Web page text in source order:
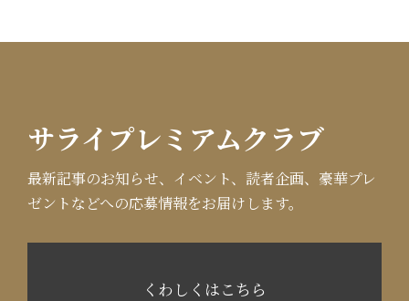
サライプレミアムクラブ
最新記事のお知らせ、イベント、読者企画、豪華プレ
ゼントなどへの応募情報をお届けします。
くわしくはこちら